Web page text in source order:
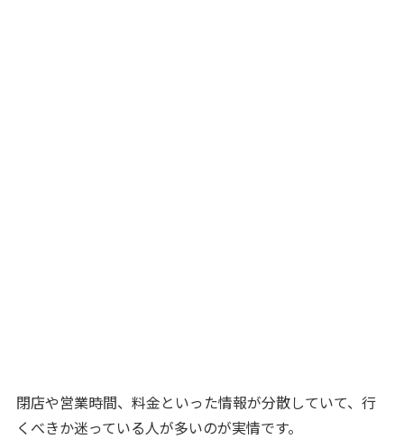
閉店や営業時間、料金といった情報が分散していて、行
くべきか迷っている人が多いのが実情です。